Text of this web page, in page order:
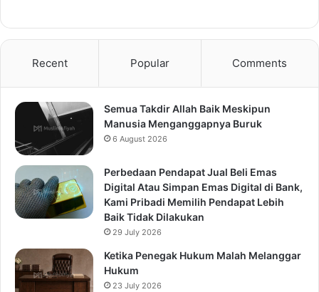
Recent Popular Comments
Semua Takdir Allah Baik Meskipun
Manusia Menganggapnya Buruk
6 August 2026
Perbedaan Pendapat Jual Beli Emas
Digital Atau Simpan Emas Digital di Bank,
Kami Pribadi Memilih Pendapat Lebih
Baik Tidak Dilakukan
29 July 2026
Ketika Penegak Hukum Malah Melanggar
Hukum
23 July 2026